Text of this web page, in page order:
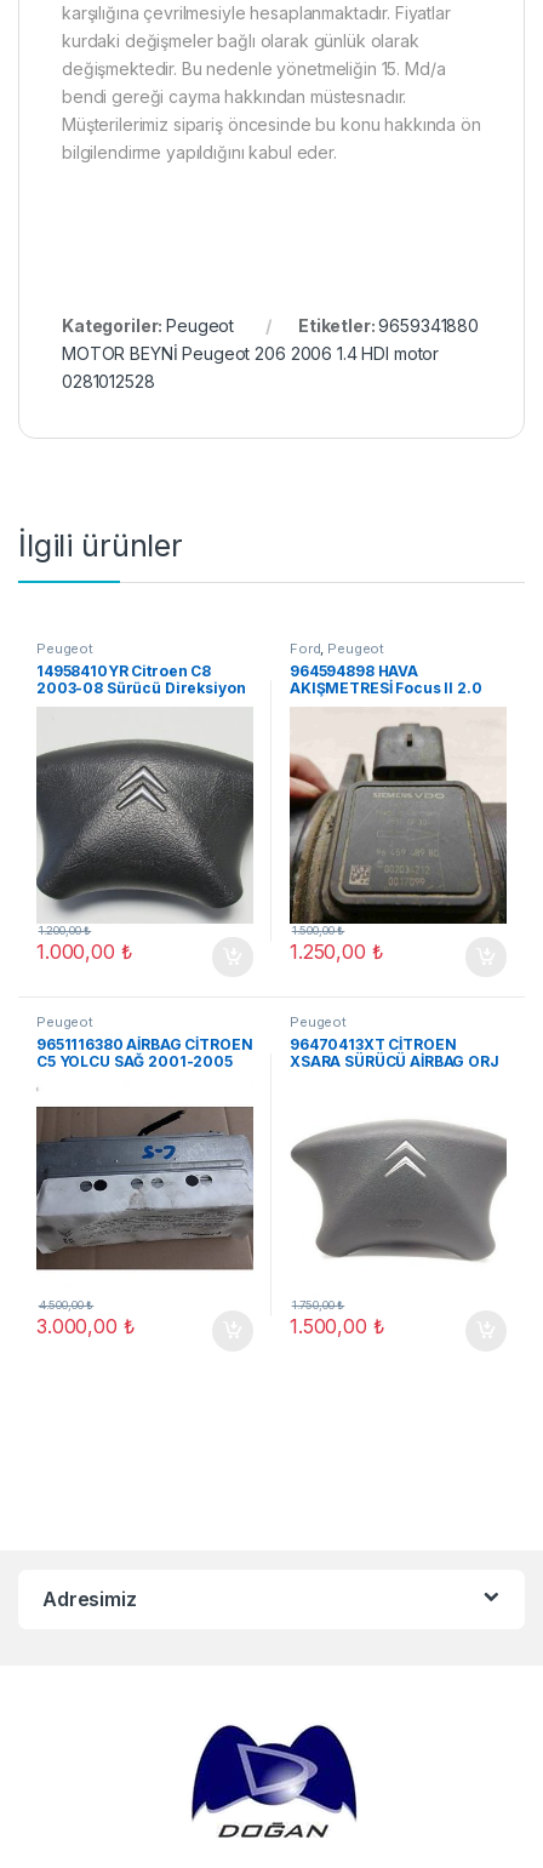
karşılığına çevrilmesiyle hesaplanmaktadır. Fiyatlar
kurdaki değişmeler bağlı olarak günlük olarak
değişmektedir. Bu nedenle yönetmeliğin 15. Md/a
bendi gereği cayma hakkından müstesnadır.
Müşterilerimiz sipariş öncesinde bu konu hakkında ön
bilgilendirme yapıldığını kabul eder.
Kategoriler:Peugeot Etiketler:9659341880
MOTOR BEYNİ Peugeot 206 2006 1.4 HDI motor
0281012528
İlgili ürünler
Peugeot
14958410YR Citroen C8
2003-08 Sürücü Direksiyon
Airbag,
1.000,00 ₺
1.200,00₺
Ford Peugeot
964594898 HAVA
AKIŞMETRESİ Focus II 2.0
Tdci Peugeot 407 Hdi
1.250,00 ₺
1.500,00₺
Peugeot
9651116380 AİRBAG CİTROEN
C5 YOLCU SAĞ 2001-2005
3.000,00 ₺
4.500,00₺
Peugeot
96470413XT CİTROEN
XSARA SÜRÜCÜ AİRBAG ORJ
1.500,00 ₺
1.750,00₺
Adresimiz